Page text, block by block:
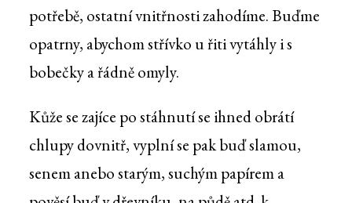
potřebě, ostatní vnitřnosti zahodíme. Buďme
opatrny, abychom střívko u řiti vytáhly i s
bobečky a řádně omyly.
Kůže se zajíce po stáhnutí se ihned obrátí
chlupy dovnitř, vyplní se pak buď slamou,
senem anebo starým, suchým papírem a